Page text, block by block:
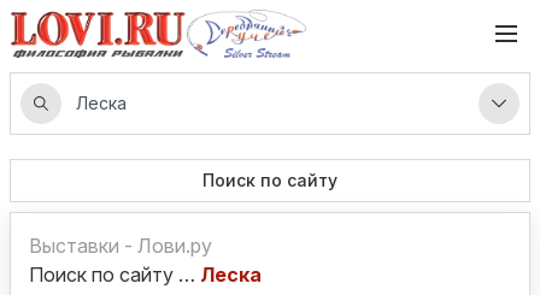
Поиск по сайту
Выставки - Лови.ру
Поиск по сайту … Леска